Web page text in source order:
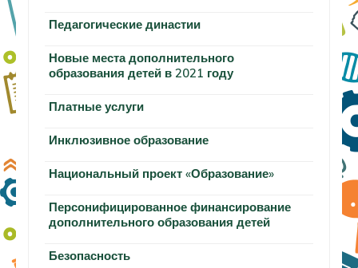
Педагогические династии
Новые места дополнительного
образования детей в 2021 году
Платные услуги
Инклюзивное образование
Национальный проект «Образование»
Персонифицированное финансирование
дополнительного образования детей
Безопасность